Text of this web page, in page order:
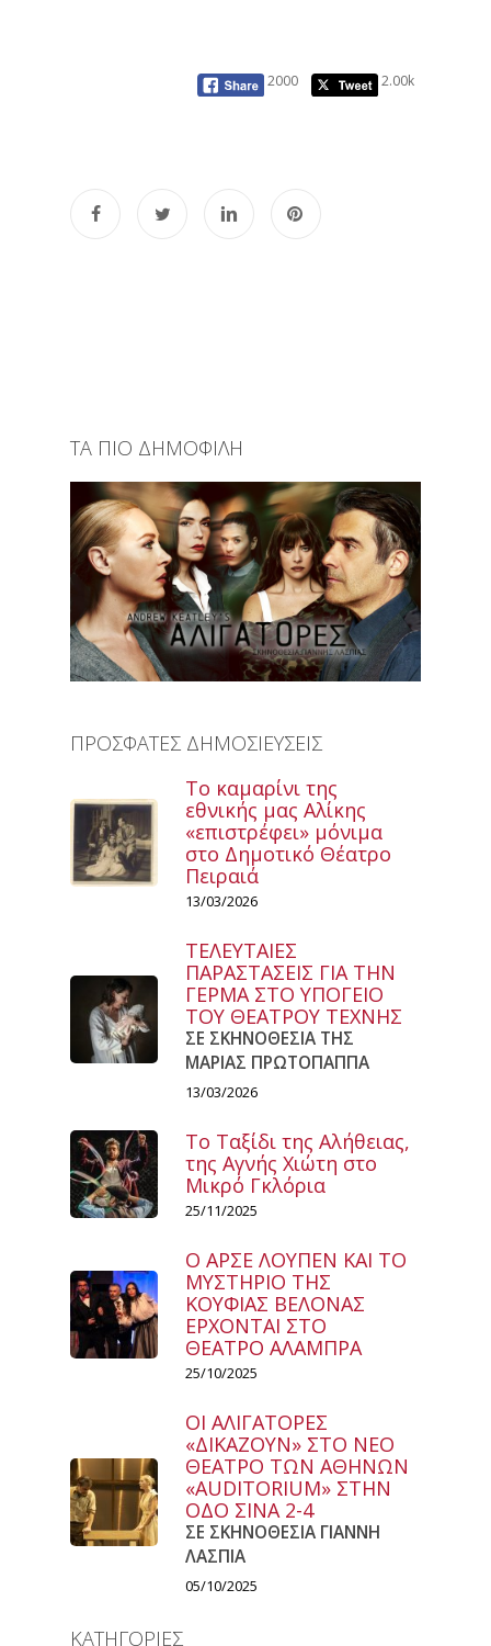
2000 2.00k
ΤΑ ΠΙΟ ΔΗΜΟΦΙΛΗ
ΠΡΟΣΦΑΤΕΣ ΔΗΜΟΣΙΕΥΣΕΙΣ
Το καμαρίνι της
εθνικής μας Αλίκης
«επιστρέφει» μόνιμα
στο Δημοτικό Θέατρο
Πειραιά
13/03/2026
ΤΕΛΕΥΤΑΙΕΣ
ΠΑΡΑΣΤΑΣΕΙΣ ΓΙΑ ΤΗΝ
ΓΕΡΜΑ ΣΤΟ ΥΠΟΓΕΙΟ
ΤΟΥ ΘΕΑΤΡΟΥ ΤΕΧΝΗΣ
ΣΕ ΣΚΗΝΟΘΕΣΙΑ ΤΗΣ
ΜΑΡΙΑΣ ΠΡΩΤΟΠΑΠΠΑ
13/03/2026
Το Ταξίδι της Αλήθειας,
της Αγνής Χιώτη στο
Μικρό Γκλόρια
25/11/2025
Ο ΑΡΣΕ ΛΟΥΠΕΝ ΚΑΙ ΤΟ
ΜΥΣΤΗΡΙΟ ΤΗΣ
ΚΟΥΦΙΑΣ ΒΕΛΟΝΑΣ
ΕΡΧΟΝΤΑΙ ΣΤΟ
ΘΕΑΤΡΟ ΑΛΑΜΠΡΑ
25/10/2025
ΟΙ ΑΛΙΓΑΤΟΡΕΣ
«ΔΙΚΑΖΟΥΝ» ΣΤΟ ΝΕΟ
ΘΕΑΤΡΟ ΤΩΝ ΑΘΗΝΩΝ
«AUDITORIUM» ΣΤΗΝ
ΟΔΟ ΣΙΝΑ 2-4
ΣΕ ΣΚΗΝΟΘΕΣΙΑ ΓΙΑΝΝΗ
ΛΑΣΠΙΑ
05/10/2025
ΚΑΤΗΓΟΡΙΕΣ